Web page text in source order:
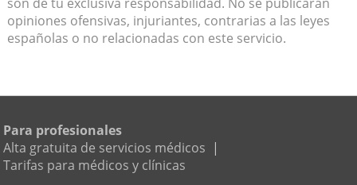
opiniones ofensivas, injuriantes, contrarias a las leyes
españolas o no relacionadas con este servicio.
Para profesionales
Alta gratuita de servicios médicos |
Tarifas para médicos y clínicas